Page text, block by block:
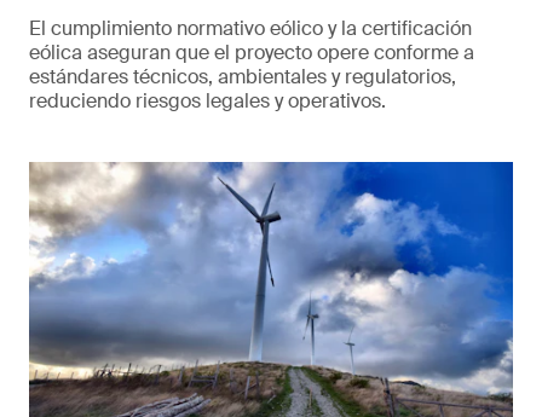
El cumplimiento normativo eólico y la certificación
eólica aseguran que el proyecto opere conforme a
estándares técnicos, ambientales y regulatorios,
reduciendo riesgos legales y operativos.